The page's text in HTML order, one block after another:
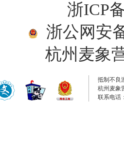
浙ICP
浙公网安
杭州麦象
抵制不良
杭州麦象
联系电话